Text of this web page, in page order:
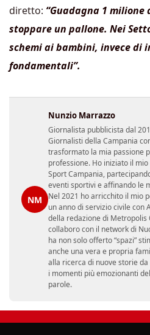
diretto: “Guadagna 1 milione
stoppare un pallone. Nei
schemi ai bambini, invece di
fondamentali”.
NM
Nunzio Marrazzo
Giornalista pubblicista dal
Giornalisti della Campania
trasformato la mia passione
professione. Ho iniziato il
Sport Campania,
eventi sportivi e affinando le
Nel 2021 ho arricchito il mio
un anno di servizio civile con
della redazione di Metropolis
collaboro con il network di
ha non solo offerto “spazi”
anche una vera e propria
alla ricerca di nuove storie
i momenti più emozionanti
parole.